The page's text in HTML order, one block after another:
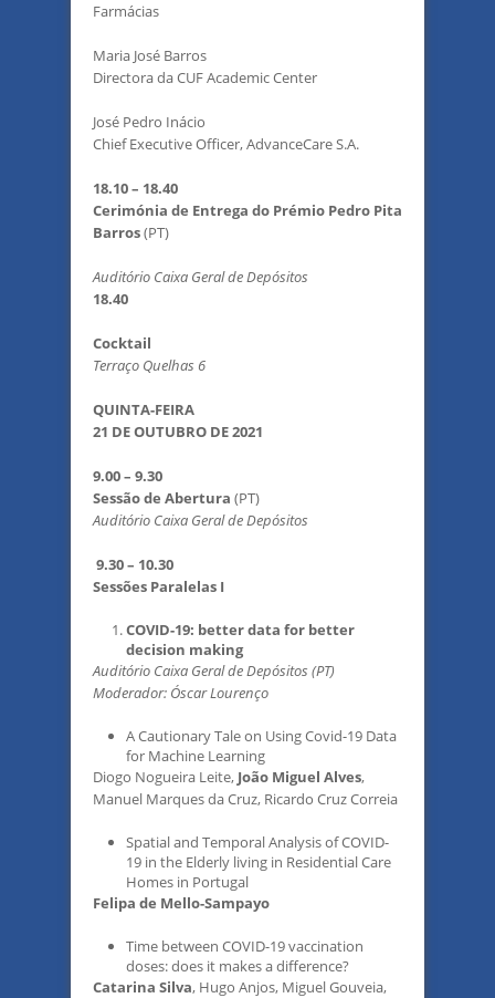
Farmácias
Maria José Barros
Directora da CUF Academic Center
José Pedro Inácio
Chief Executive Officer, AdvanceCare S.A.
18.10 – 18.40
Cerimónia de Entrega do Prémio Pedro Pita
Barros(PT)
Auditório Caixa Geral de Depósitos
18.40
Cocktail
Terraço Quelhas 6
QUINTA-FEIRA
21 DE OUTUBRO DE 2021
9.00 – 9.30
Sessão de Abertura (PT)
Auditório Caixa Geral de Depósitos
9.30 – 10.30
Sessões Paralelas I
COVID-19: better data for better
decision making
Auditório Caixa Geral de Depósitos (PT)
Moderador: Óscar Lourenço
A Cautionary Tale on Using Covid-19 Data
for Machine Learning
Diogo Nogueira Leite, João Miguel Alves,
Manuel Marques da Cruz, Ricardo Cruz Correia
Spatial and Temporal Analysis of COVID-
19 in the Elderly living in Residential Care
Homes in Portugal
Felipa de Mello-Sampayo
Time between COVID-19 vaccination
doses: does it makes a difference?
Catarina Silva, Hugo Anjos, Miguel Gouveia,